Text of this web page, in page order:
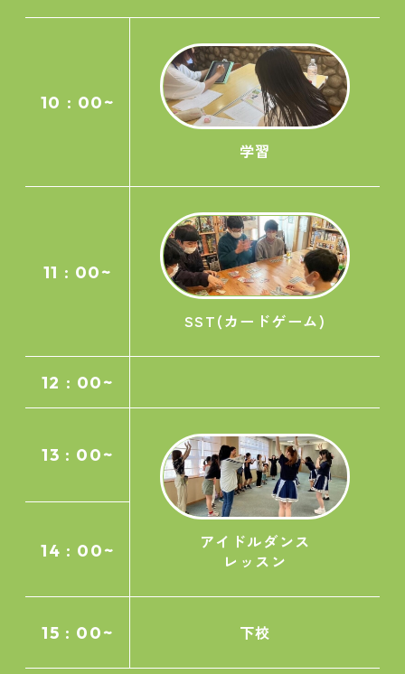
10 : 00~
学習
11 : 00~
SST(カードゲーム)
12 : 00~
13 : 00~
14 : 00~
アイドルダンス
レッスン
15 : 00~ 下校